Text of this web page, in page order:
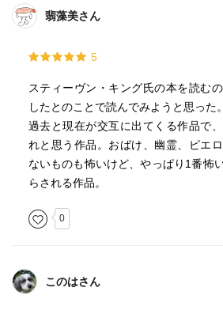
翡藻美さん
5
スティーヴン・キング氏の本を読む
したとのことで読んでみようと思った。
過去と現在が交互に出てくる作品で
れと思う作品。おばけ、幽霊、ピエ
ないものも怖いけど、やっぱり1番怖
らされる作品。
0
このはさん